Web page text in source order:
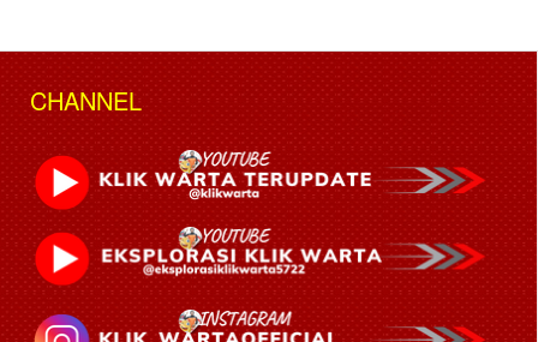
CHANNEL